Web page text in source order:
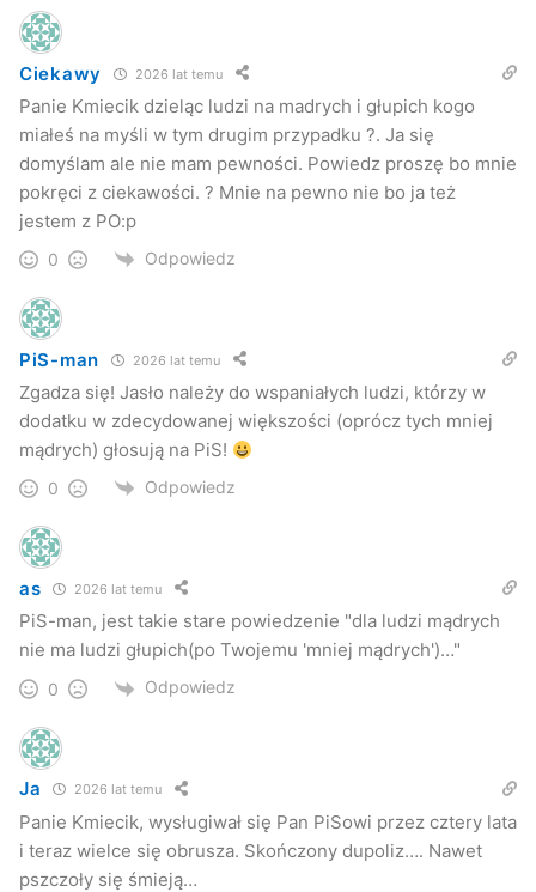
Ciekawy 2026 lat temu
Panie Kmiecik dzieląc ludzi na madrych i głupich kogo
miałeś na myśli w tym drugim przypadku ?. Ja się
domyślam ale nie mam pewności. Powiedz proszę bo mnie
pokręci z ciekawości. ? Mnie na pewno nie bo ja też
jestem z PO:p
0 Odpowiedz
PiS-man 2026 lat temu
Zgadza się! Jasło należy do wspaniałych ludzi, którzy w
dodatku w zdecydowanej większości (oprócz tych mniej
mądrych) głosują na PiS!
0 Odpowiedz
as 2026 lat temu
PiS-man, jest takie stare powiedzenie "dla ludzi mądrych
nie ma ludzi głupich(po Twojemu 'mniej mądrych')…"
0 Odpowiedz
Ja 2026 lat temu
Panie Kmiecik, wysługiwał się Pan PiSowi przez cztery lata
i teraz wielce się obrusza. Skończony dupoliz…. Nawet
pszczoły się śmieją…